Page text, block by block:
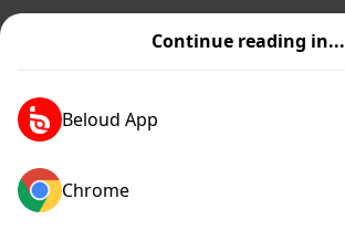
Continue reading in...
Beloud App
Chrome